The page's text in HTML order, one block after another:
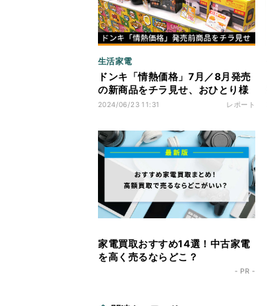
生活家電
ドンキ「情熱価格」7月／8月発売
の新商品をチラ見せ、おひとり様
3in1調理プレートなど
2024/06/23 11:31 レポート
家電買取おすすめ14選！中古家電
を高く売るならどこ？
- PR -